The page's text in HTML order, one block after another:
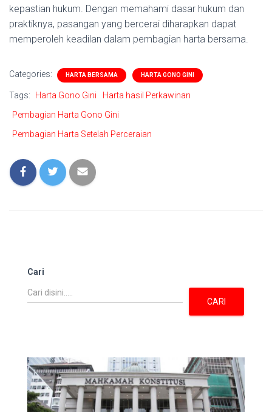
kepastian hukum. Dengan memahami dasar hukum dan
praktiknya, pasangan yang bercerai diharapkan dapat
memperoleh keadilan dalam pembagian harta bersama.
Categories: HARTA BERSAMA HARTA GONO GINI
Tags: Harta Gono Gini
Harta hasil Perkawinan
Pembagian Harta Gono Gini
Pembagian Harta Setelah Perceraian
Cari
CARI